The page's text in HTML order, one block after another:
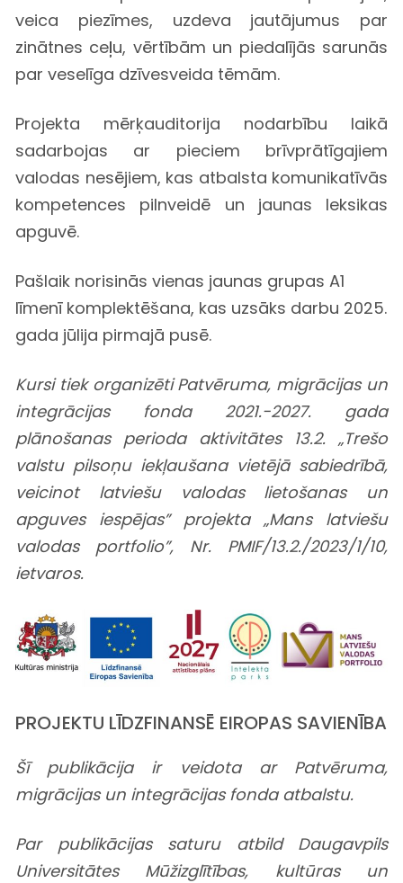
veica piezīmes, uzdeva jautājumus par
zinātnes ceļu, vērtībām un piedalījās sarunās
par veselīga dzīvesveida tēmām.
Projekta mērķauditorija nodarbību laikā
sadarbojas ar pieciem brīvprātīgajiem
valodas nesējiem, kas atbalsta komunikatīvās
kompetences pilnveidē un jaunas leksikas
apguvē.
Pašlaik norisinās vienas jaunas grupas A1
līmenī komplektēšana, kas uzsāks darbu 2025.
gada jūlija pirmajā pusē.
Kursi tiek organizēti Patvēruma, migrācijas un
integrācijas fonda 2021.-2027. gada
plānošanas perioda aktivitātes 13.2. „Trešo
valstu pilsoņu iekļaušana vietējā sabiedrībā,
veicinot latviešu valodas lietošanas un
apguves iespējas” projekta „Mans latviešu
valodas portfolio”, Nr. PMIF/13.2./2023/1/10,
ietvaros.
PROJEKTU LĪDZFINANSĒ EIROPAS SAVIENĪBA
Šī publikācija ir veidota ar Patvēruma,
migrācijas un integrācijas fonda atbalstu.
Par publikācijas saturu atbild Daugavpils
Universitātes Mūžizglītības, kultūras un